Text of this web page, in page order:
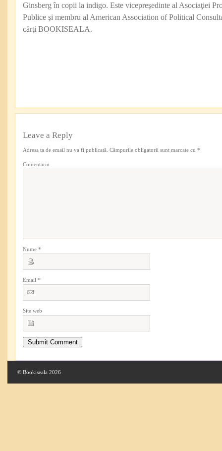
Ginsberg în copii la indigo. Este vicepreşedinte al Asociaţiei
Publice şi membru al American Association of Political
cărţi BOOKISEALA.
Leave a Reply
Adresa ta de email nu va fi publicată. Câmpurile obligatorii sunt marcate cu *
Comentariu
Nume *
Email *
Site web
© Bookiseala 2026